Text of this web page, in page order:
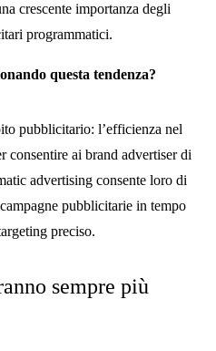
crescente importanza degli
programmatici.
questa tendenza?
pubblicitario: l’efficienza nel
consentire ai brand advertiser di
advertising consente loro di
pubblicitarie in tempo
preciso.
sempre più